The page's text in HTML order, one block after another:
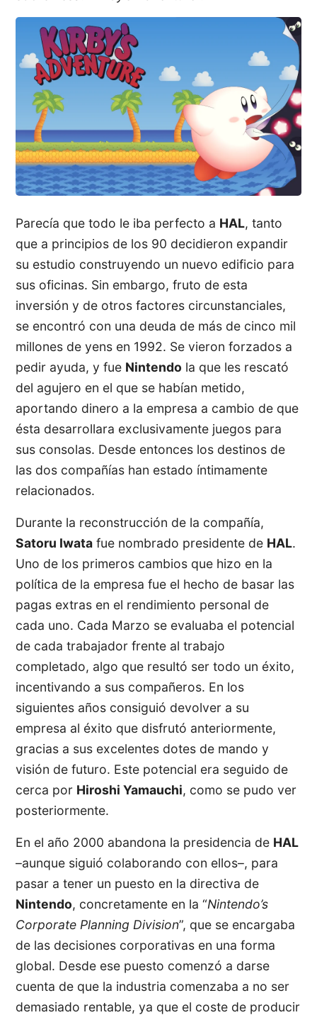
Parecía que todo le iba perfecto a HAL, tanto
que a principios de los 90 decidieron expandir
su estudio construyendo un nuevo edificio para
sus oficinas. Sin embargo, fruto de esta
inversión y de otros factores circunstanciales,
se encontró con una deuda de más de cinco mil
millones de yens en 1992. Se vieron forzados a
pedir ayuda, y fue Nintendo la que les rescató
del agujero en el que se habían metido,
aportando dinero a la empresa a cambio de que
ésta desarrollara exclusivamente juegos para
sus consolas. Desde entonces los destinos de
las dos compañías han estado íntimamente
relacionados.
Durante la reconstrucción de la compañía,
Satoru Iwata fue nombrado presidente de HAL.
Uno de los primeros cambios que hizo en la
política de la empresa fue el hecho de basar las
pagas extras en el rendimiento personal de
cada uno. Cada Marzo se evaluaba el potencial
de cada trabajador frente al trabajo
completado, algo que resultó ser todo un éxito,
incentivando a sus compañeros. En los
siguientes años consiguió devolver a su
empresa al éxito que disfrutó anteriormente,
gracias a sus excelentes dotes de mando y
visión de futuro. Este potencial era seguido de
cerca por Hiroshi Yamauchi, como se pudo ver
posteriormente.
En el año 2000 abandona la presidencia de HAL
–aunque siguió colaborando con ellos–, para
pasar a tener un puesto en la directiva de
Nintendo, concretamente en la “Nintendo’s
Corporate Planning Division”, que se encargaba
de las decisiones corporativas en una forma
global. Desde ese puesto comenzó a darse
cuenta de que la industria comenzaba a no ser
demasiado rentable, ya que el coste de producir